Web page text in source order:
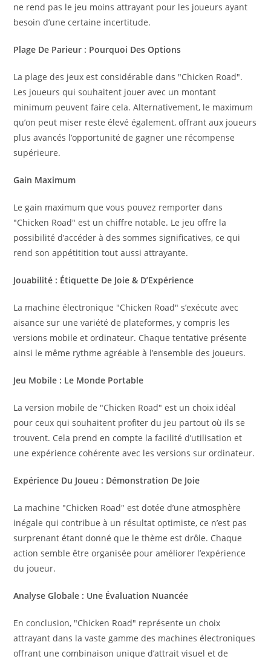
ne rend pas le jeu moins attrayant pour les joueurs ayant
besoin d’une certaine incertitude.
Plage De Parieur : Pourquoi Des Options
La plage des jeux est considérable dans "Chicken Road".
Les joueurs qui souhaitent jouer avec un montant
minimum peuvent faire cela. Alternativement, le maximum
qu’on peut miser reste élevé également, offrant aux joueurs
plus avancés l’opportunité de gagner une récompense
supérieure.
Gain Maximum
Le gain maximum que vous pouvez remporter dans
"Chicken Road" est un chiffre notable. Le jeu offre la
possibilité d’accéder à des sommes significatives, ce qui
rend son appétitition tout aussi attrayante.
Jouabilité : Étiquette De Joie & D’Expérience
La machine électronique "Chicken Road" s’exécute avec
aisance sur une variété de plateformes, y compris les
versions mobile et ordinateur. Chaque tentative présente
ainsi le même rythme agréable à l’ensemble des joueurs.
Jeu Mobile : Le Monde Portable
La version mobile de "Chicken Road" est un choix idéal
pour ceux qui souhaitent profiter du jeu partout où ils se
trouvent. Cela prend en compte la facilité d’utilisation et
une expérience cohérente avec les versions sur ordinateur.
Expérience Du Joueu : Démonstration De Joie
La machine "Chicken Road" est dotée d’une atmosphère
inégale qui contribue à un résultat optimiste, ce n’est pas
surprenant étant donné que le thème est drôle. Chaque
action semble être organisée pour améliorer l’expérience
du joueur.
Analyse Globale : Une Évaluation Nuancée
En conclusion, "Chicken Road" représente un choix
attrayant dans la vaste gamme des machines électroniques
offrant une combinaison unique d’attrait visuel et de